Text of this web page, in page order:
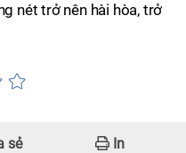
nét trở nên hài hòa, trở
sẻ In